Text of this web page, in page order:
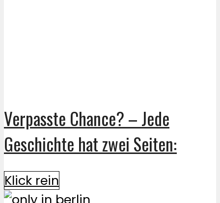
Verpasste Chance? – Jede
Geschichte hat zwei Seiten:
Klick rein